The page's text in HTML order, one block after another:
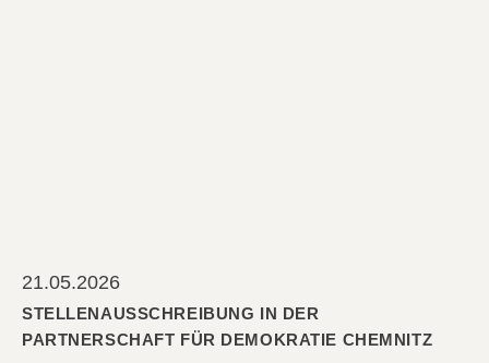
21.05.2026
STELLENAUSSCHREIBUNG IN DER
PARTNERSCHAFT FÜR DEMOKRATIE CHEMNITZ